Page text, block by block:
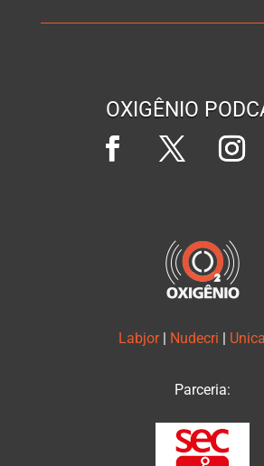
OXIGÊNIO
Labjor | Nudecri |
Parceria: